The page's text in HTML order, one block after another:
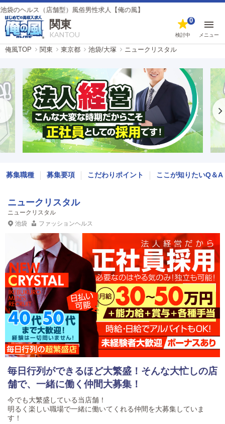
（店舗型）風俗男性求人【俺の風】
関東
KANTOU 検討中
0
メニュー
俺風TOP 関東 東京都 池袋/大塚 ニュークリスタル
募集職種 募集要項 こだわりポイント ここが知りたいQ＆A
ニュークリスタル
ニュークリスタル
池袋
ファッションヘルス
毎日行列ができるほど大繁盛！そんな大忙しの店
舗で、一緒に働く仲間大募集！
今でも大繁盛している当店舗！
明るく楽しい職場で一緒に働いてくれる仲間を大募集していま
す！